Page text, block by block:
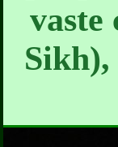
vaste
Sikh),